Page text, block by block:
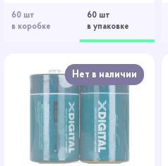
60 шт
в коробке
60 шт
в упаковке
Нет в наличии